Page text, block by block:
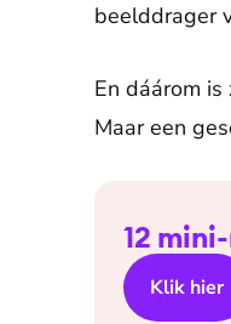
beelddrager
En dáárom is
Maar een
12
Klik hier